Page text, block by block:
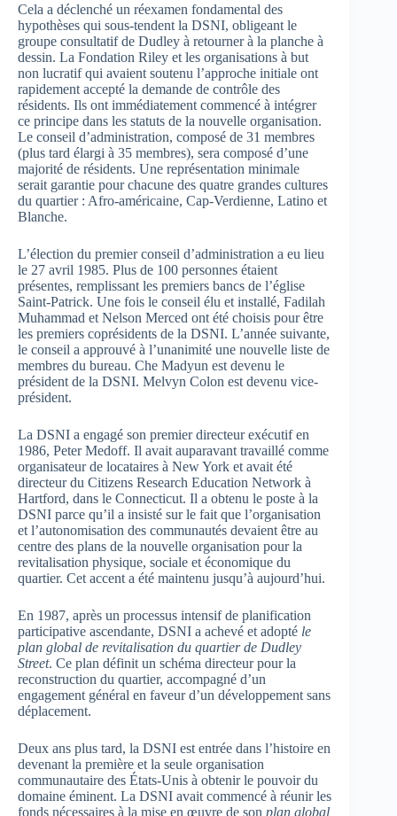
Cela a déclenché un réexamen fondamental des
hypothèses qui sous-tendent la DSNI, obligeant le
groupe consultatif de Dudley à retourner à la planche à
dessin. La Fondation Riley et les organisations à but
non lucratif qui avaient soutenu l’approche initiale ont
rapidement accepté la demande de contrôle des
résidents. Ils ont immédiatement commencé à intégrer
ce principe dans les statuts de la nouvelle organisation.
Le conseil d’administration, composé de 31 membres
(plus tard élargi à 35 membres), sera composé d’une
majorité de résidents. Une représentation minimale
serait garantie pour chacune des quatre grandes cultures
du quartier : Afro-américaine, Cap-Verdienne, Latino et
Blanche.
L’élection du premier conseil d’administration a eu lieu
le 27 avril 1985. Plus de 100 personnes étaient
présentes, remplissant les premiers bancs de l’église
Saint-Patrick. Une fois le conseil élu et installé, Fadilah
Muhammad et Nelson Merced ont été choisis pour être
les premiers coprésidents de la DSNI. L’année suivante,
le conseil a approuvé à l’unanimité une nouvelle liste de
membres du bureau. Che Madyun est devenu le
président de la DSNI. Melvyn Colon est devenu vice-
président.
La DSNI a engagé son premier directeur exécutif en
1986, Peter Medoff. Il avait auparavant travaillé comme
organisateur de locataires à New York et avait été
directeur du Citizens Research Education Network à
Hartford, dans le Connecticut. Il a obtenu le poste à la
DSNI parce qu’il a insisté sur le fait que l’organisation
et l’autonomisation des communautés devaient être au
centre des plans de la nouvelle organisation pour la
revitalisation physique, sociale et économique du
quartier. Cet accent a été maintenu jusqu’à aujourd’hui.
En 1987, après un processus intensif de planification
participative ascendante, DSNI a achevé et adopté le
plan global de revitalisation du quartier de Dudley
Street. Ce plan définit un schéma directeur pour la
reconstruction du quartier, accompagné d’un
engagement général en faveur d’un développement sans
déplacement.
Deux ans plus tard, la DSNI est entrée dans l’histoire en
devenant la première et la seule organisation
communautaire des États-Unis à obtenir le pouvoir du
domaine éminent. La DSNI avait commencé à réunir les
fonds nécessaires à la mise en œuvre de son plan global